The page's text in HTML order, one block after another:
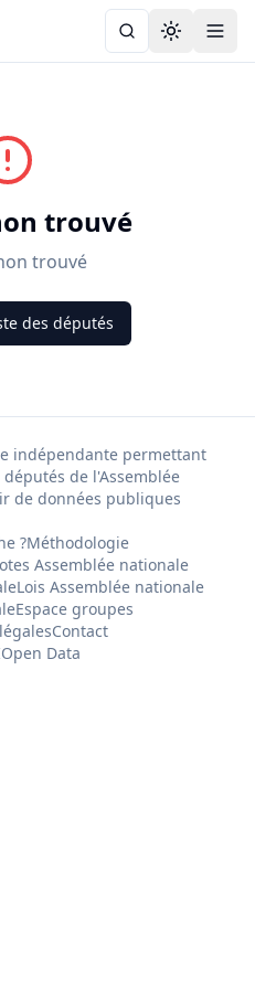
Toggle
trouvé
trouvé
des députés
indépendante permettant
de l'Assemblée
de données publiques
?Méthodologie
Assemblée nationale
Lois Assemblée nationale
Espace groupes
Contact
Open Data